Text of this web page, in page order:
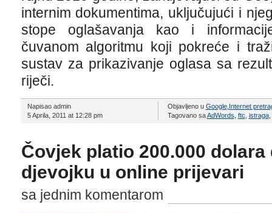
internim dokumentima, uključujući i
stope oglašavanja kao i
čuvanom algoritmu koji pokreće i
sustav za prikazivanje oglasa sa
riječi.
Napisao admin
5 Aprila, 2011 at 12:28 pm
Objavljeno u Google, Internet
Tagovano saAdWords ftc istraga,
Čovjek platio 200.000 dolara
djevojku u online prijevari
sa jednim komentarom